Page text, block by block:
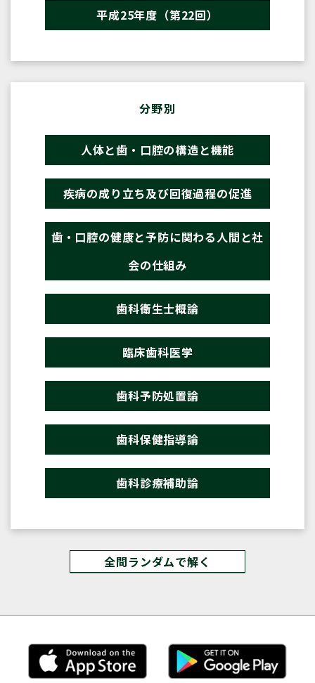
平成25年度（第22回）
分野別
人体と歯・口腔の構造と機能
疾病の成り立ち及び回復過程の促進
歯・口腔の健康と予防に関わる人間と社
会の仕組み
歯科衛生士概論
臨床歯科医学
歯科予防処置論
歯科保健指導論
歯科診療補助論
全問ランダムで解く